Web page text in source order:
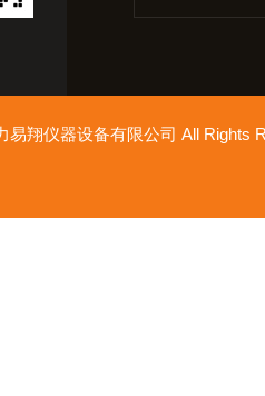
易翔仪器设备有限公司 All